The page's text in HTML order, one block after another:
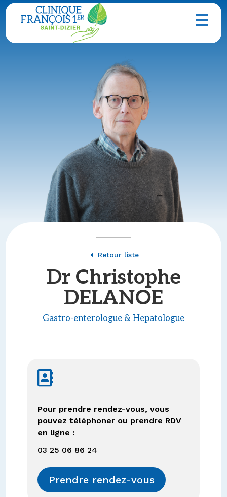
D Retour liste
Dr Christophe
DELANOE
Gastro-enterologue & Hepatologue

Pour prendre rendez-vous, vous
pouvez téléphoner ou prendre RDV
en ligne :
03 25 06 86 24
Prendre rendez-vous